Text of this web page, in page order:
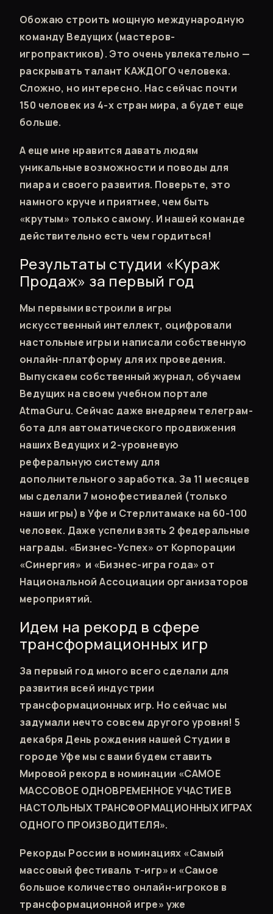
Обожаю строить мощную международную
команду Ведущих (мастеров-
игропрактиков). Это очень увлекательно —
раскрывать талант КАЖДОГО человека.
Сложно, но интересно. Нас сейчас почти
150 человек из 4-х стран мира, а будет еще
больше.
А еще мне нравится давать людям
уникальные возможности и поводы для
пиара и своего развития. Поверьте, это
намного круче и приятнее, чем быть
«крутым» только самому. И нашей команде
действительно есть чем гордиться!
Результаты студии «Кураж
Продаж» за первый год
Мы первыми встроили в игры
искусственный интеллект, оцифровали
настольные игры и написали собственную
онлайн-платформу для их проведения.
Выпускаем собственный журнал, обучаем
Ведущих на своем учебном портале
AtmaGuru. Сейчас даже внедряем телеграм-
бота для автоматического продвижения
наших Ведущих и 2-уровневую
реферальную систему для
дополнительного заработка. За 11 месяцев
мы сделали 7 монофестивалей (только
наши игры) в Уфе и Стерлитамаке на 60-100
человек. Даже успели взять 2 федеральные
награды. «Бизнес-Успех» от Корпорации
«Синергия» и «Бизнес-игра года» от
Национальной Ассоциации организаторов
мероприятий.
Идем на рекорд в сфере
трансформационных игр
За первый год много всего сделали для
развития всей индустрии
трансформационных игр. Но сейчас мы
задумали нечто совсем другого уровня! 5
декабря День рождения нашей Студии в
городе Уфе мы с вами будем ставить
Мировой рекорд в номинации «САМОЕ
МАССОВОЕ ОДНОВРЕМЕННОЕ УЧАСТИЕ В
НАСТОЛЬНЫХ ТРАНСФОРМАЦИОННЫХ ИГРАХ
ОДНОГО ПРОИЗВОДИТЕЛЯ».
Рекорды России в номинациях «Самый
массовый фестиваль т-игр» и «Самое
большое количество онлайн-игроков в
трансформационной игре» уже